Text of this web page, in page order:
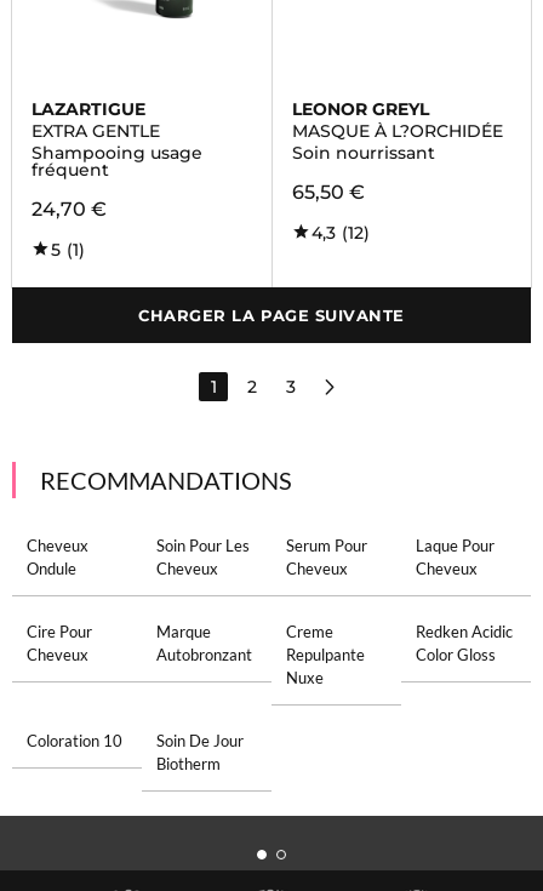
LAZARTIGUE
EXTRA GENTLE
Shampooing usage
fréquent
24,70 €
5 (1)
LEONOR GREYL
MASQUE À L?ORCHIDÉE
Soin nourrissant
65,50 €
4,3 (12)
CHARGER LA PAGE SUIVANTE
1 2 3
RECOMMANDATIONS
Cheveux
Ondule
Soin Pour Les
Cheveux
Serum Pour
Cheveux
Laque Pour
Cheveux
Cire Pour
Cheveux
Marque
Autobronzant
Creme
Repulpante
Nuxe
Redken Acidic
Color Gloss
Coloration 10
Soin De Jour
Biotherm